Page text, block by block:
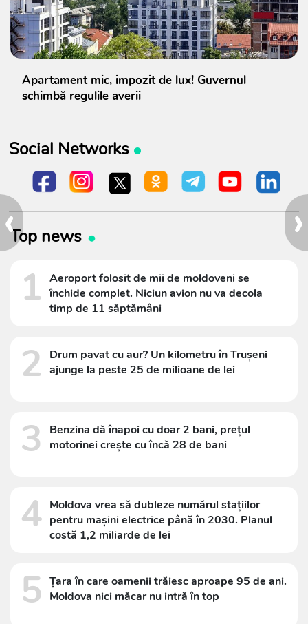
›
‹
Apartament mic, impozit de lux! Guvernul
schimbă regulile averii
Social Networks
Top news
1 Aeroport folosit de mii de moldoveni se
închide complet. Niciun avion nu va decola
timp de 11 săptămâni
2
Drum pavat cu aur? Un kilometru în Trușeni
ajunge la peste 25 de milioane de lei
3
Benzina dă înapoi cu doar 2 bani, prețul
motorinei crește cu încă 28 de bani
4 Moldova vrea să dubleze numărul stațiilor
pentru mașini electrice până în 2030. Planul
costă 1,2 miliarde de lei
5 Țara în care oamenii trăiesc aproape 95 de ani.
Moldova nici măcar nu intră în top